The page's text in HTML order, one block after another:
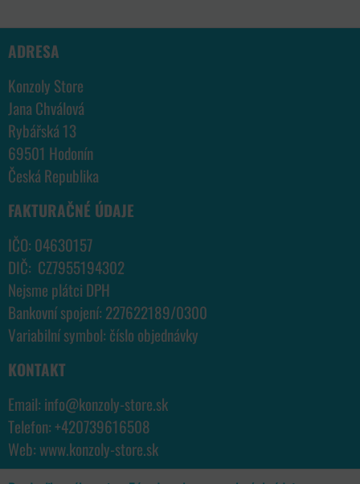
ADRESA
Konzoly Store
Jana Chválová
Rybářská 13
69501 Hodonín
Česká Republika
FAKTURAČNÉ ÚDAJE
IČO: 04630157
DIČ: CZ7955194302
Nejsme plátci DPH
Bankovní spojení: 227622189/0300
Variabilní symbol: číslo objednávky
KONTAKT
Email: info@konzoly-store.sk
Telefon:+420739616508
Web: www.konzoly-store.sk